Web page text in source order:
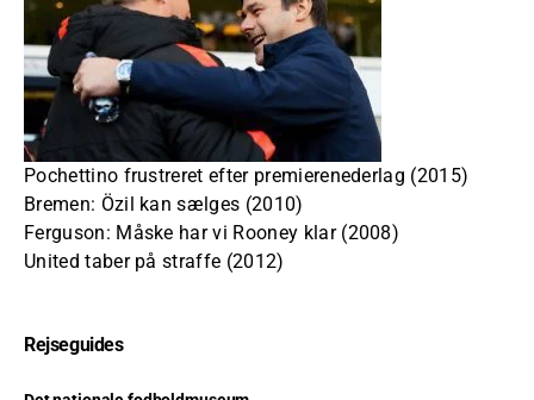
Pochettino frustreret efter premierenederlag (2015)
Bremen: Özil kan sælges (2010)
Ferguson: Måske har vi Rooney klar (2008)
United taber på straffe (2012)
Rejseguides